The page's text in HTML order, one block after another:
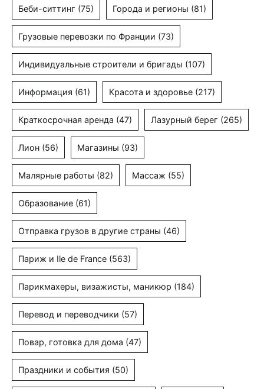
Беби-ситтинг (75) Города и регионы (81)
Грузовые перевозки по Франции (73)
Индивидуальные строители и бригады (107)
Информация (61) Красота и здоровье (217)
Краткосрочная аренда (47) Лазурный берег (265)
Лион (56) Магазины (93)
Малярные работы (82) Массаж (55)
Образование (61)
Отправка грузов в другие страны (46)
Париж и Ile de France (563)
Парикмахеры, визажисты, маникюр (184)
Перевод и переводчики (57)
Повар, готовка для дома (47)
Праздники и события (50)